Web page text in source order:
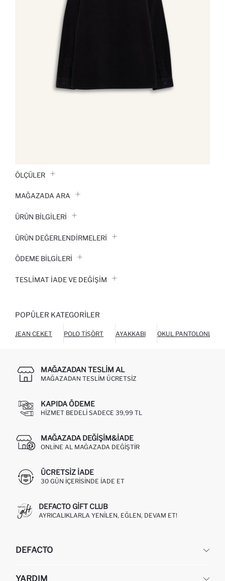
ÖLÇÜLER
MAĞAZADA ARA
ÜRÜN BILGILERI
ÜRÜN DEĞERLENDİRMELERİ
ÖDEME BİLGİLERİ
TESLIMAT İADE VE DEĞIŞIM
POPÜLER KATEGORILER
JEAN CEKET POLO TIŞÖRT AYAKKABI OKUL PANTOLONLARI
MAĞAZADAN TESLIM AL
MAĞAZADAN TESLIM ÜCRETSIZ
KAPIDA ÖDEME
HIZMET BEDELI SADECE 39,99 TL
MAĞAZADA DEĞIŞIM&İADE
ONLINE AL MAĞAZADA DEĞIŞTIR
ÜCRETSIZ IADE
30 GÜN IÇERISINDE IADE ET
DEFACTO GIFT CLUB
AYRICALIKLARLA YENILEN, EĞLEN, DEVAM ET!
DEFACTO
YARDIM